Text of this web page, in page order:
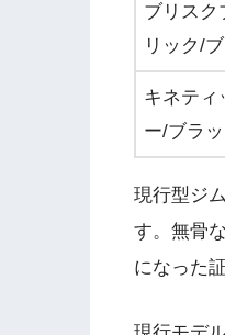
ブリスク
リック/
キネティ
ー/ブラ
現行型ジ
す。無骨
になった